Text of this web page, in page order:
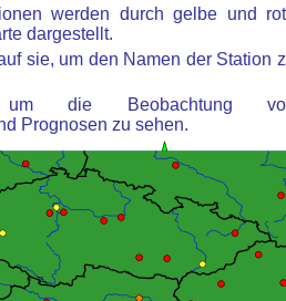
werden durch gelbe und
dargestellt.
sie, um den Namen der Station
um die Beobachtung
Prognosen zu sehen.